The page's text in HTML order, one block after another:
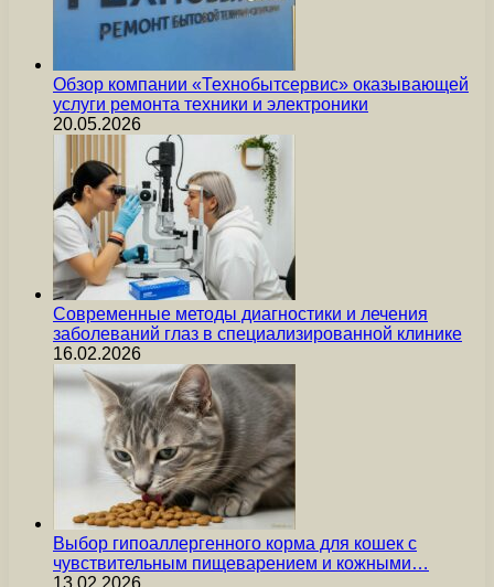
Обзор компании «Технобытсервис» оказывающей
услуги ремонта техники и электроники
20.05.2026
Современные методы диагностики и лечения
заболеваний глаз в специализированной клинике
16.02.2026
Выбор гипоаллергенного корма для кошек с
чувствительным пищеварением и кожными…
13.02.2026